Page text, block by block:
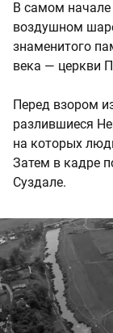
В самом
воздушном
знаменитого
века — церкви
Перед взором
разлившиеся
на которых
Затем в кадре
Суздале.